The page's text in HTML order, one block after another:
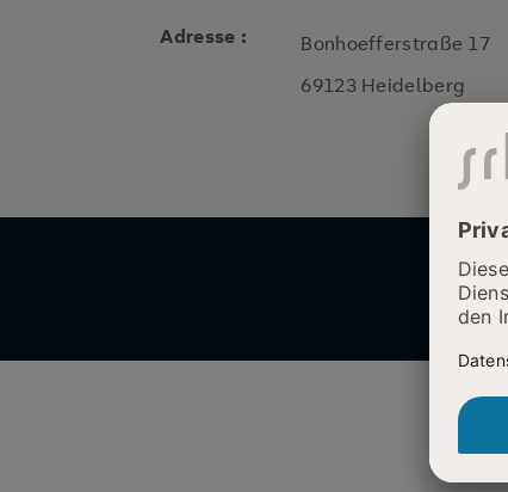
Adresse :
Bonhoefferstraße 17
69123 Heidelberg